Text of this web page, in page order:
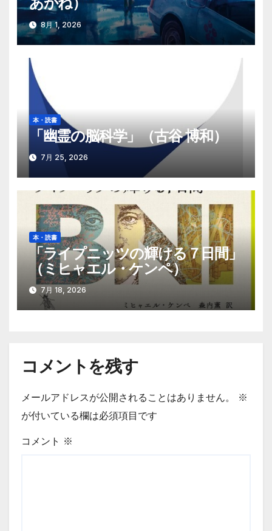
ン
8月 1, 2026
本・読書
「幽霊の脳科学」（古谷 博和）
7月 25, 2026
本・読書
「ライプニッツの輝ける７日間」
（ミヒャエル・ケンペ）
7月 18, 2026
コメントを残す
メールアドレスが公開されることはありません。
※
が付いている欄は必須項目です
コメント ※